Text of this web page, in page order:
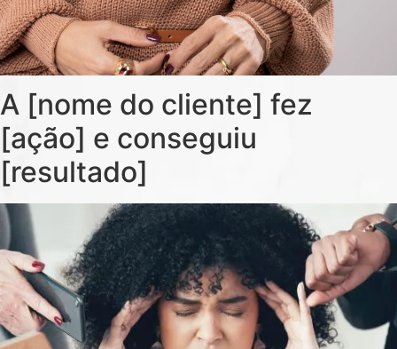
A [nome do cliente] fez
[ação] e conseguiu
[resultado]